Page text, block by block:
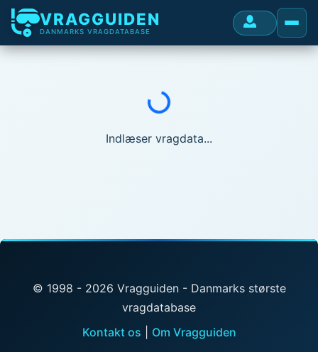
VRAGGUIDEN
DANMARKS VRAGDATABASE
Indlæser...
Indlæser vragdata...
© 1998 - 2026 Vragguiden - Danmarks største
vragdatabase
Kontakt os
Om Vragguiden